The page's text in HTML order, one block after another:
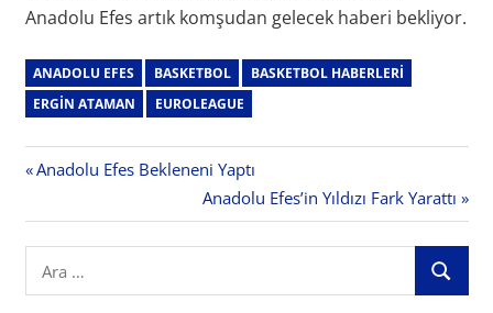
Anadolu Efes artık komşudan gelecek haberi bekliyor.
ANADOLU EFES BASKETBOL
BASKETBOL HABERLERI
ERGIN ATAMAN
EUROLEAGUE
Yazı
gezinmesi
Previous
Anadolu Efes Bekleneni Yaptı
Next
Post:
Anadolu Efes’in Yıldızı Fark Yarattı
ARA